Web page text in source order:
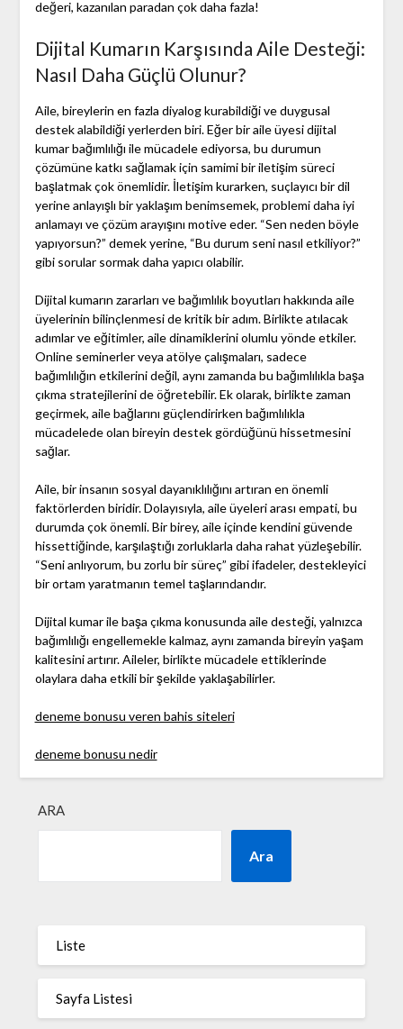
değeri, kazanılan paradan çok daha fazla!
Dijital Kumarın Karşısında Aile Desteği:
Nasıl Daha Güçlü Olunur?
Aile, bireylerin en fazla diyalog kurabildiği ve duygusal
destek alabildiği yerlerden biri. Eğer bir aile üyesi dijital
kumar bağımlılığı ile mücadele ediyorsa, bu durumun
çözümüne katkı sağlamak için samimi bir iletişim süreci
başlatmak çok önemlidir. İletişim kurarken, suçlayıcı bir dil
yerine anlayışlı bir yaklaşım benimsemek, problemi daha iyi
anlamayı ve çözüm arayışını motive eder. “Sen neden böyle
yapıyorsun?” demek yerine, “Bu durum seni nasıl etkiliyor?”
gibi sorular sormak daha yapıcı olabilir.
Dijital kumarın zararları ve bağımlılık boyutları hakkında aile
üyelerinin bilinçlenmesi de kritik bir adım. Birlikte atılacak
adımlar ve eğitimler, aile dinamiklerini olumlu yönde etkiler.
Online seminerler veya atölye çalışmaları, sadece
bağımlılığın etkilerini değil, aynı zamanda bu bağımlılıkla başa
çıkma stratejilerini de öğretebilir. Ek olarak, birlikte zaman
geçirmek, aile bağlarını güçlendirirken bağımlılıkla
mücadelede olan bireyin destek gördüğünü hissetmesini
sağlar.
Aile, bir insanın sosyal dayanıklılığını artıran en önemli
faktörlerden biridir. Dolayısıyla, aile üyeleri arası empati, bu
durumda çok önemli. Bir birey, aile içinde kendini güvende
hissettiğinde, karşılaştığı zorluklarla daha rahat yüzleşebilir.
“Seni anlıyorum, bu zorlu bir süreç” gibi ifadeler, destekleyici
bir ortam yaratmanın temel taşlarındandır.
Dijital kumar ile başa çıkma konusunda aile desteği, yalnızca
bağımlılığı engellemekle kalmaz, aynı zamanda bireyin yaşam
kalitesini artırır. Aileler, birlikte mücadele ettiklerinde
olaylara daha etkili bir şekilde yaklaşabilirler.
deneme bonusu veren bahis siteleri
deneme bonusu nedir
ARA
Ara
Liste
Sayfa Listesi